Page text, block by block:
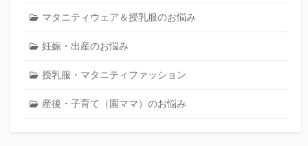
マタニティウェア＆授乳服のお悩み
妊娠・出産のお悩み
授乳服・マタニティファッション
産後・子育て（園ママ）のお悩み